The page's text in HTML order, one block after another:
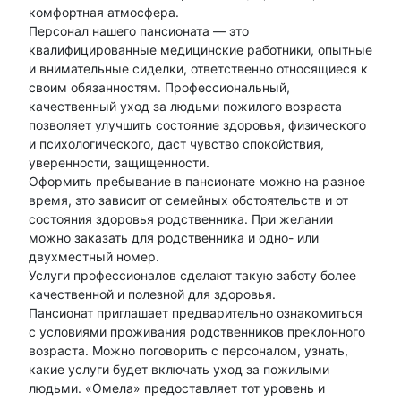
комфортная атмосфера.
Персонал нашего пансионата — это
квалифицированные медицинские работники, опытные
и внимательные сиделки, ответственно относящиеся к
своим обязанностям. Профессиональный,
качественный уход за людьми пожилого возраста
позволяет улучшить состояние здоровья, физического
и психологического, даст чувство спокойствия,
уверенности, защищенности.
Оформить пребывание в пансионате можно на разное
время, это зависит от семейных обстоятельств и от
состояния здоровья родственника. При желании
можно заказать для родственника и одно- или
двухместный номер.
Услуги профессионалов сделают такую заботу более
качественной и полезной для здоровья.
Пансионат приглашает предварительно ознакомиться
с условиями проживания родственников преклонного
возраста. Можно поговорить с персоналом, узнать,
какие услуги будет включать уход за пожилыми
людьми. «Омела» предоставляет тот уровень и